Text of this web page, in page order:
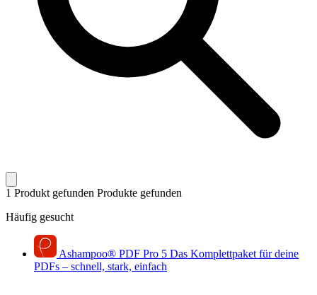
1 Produkt gefunden Produkte gefunden
Häufig gesucht
Ashampoo® PDF Pro 5 Das Komplettpaket für deine
PDFs – schnell, stark, einfach